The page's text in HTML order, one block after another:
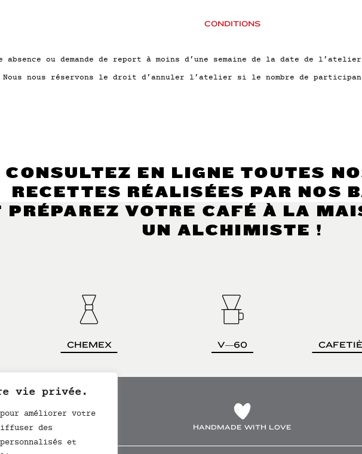
vie privée.
améliorer votre
des
et
CONDITIONS
absence ou demande de report à moins d’une semaine de la date de
Nous nous réservons le droit d’annuler l’atelier si le nombre de
CONSULTEZ EN LIGNE TOUTES
RECETTES RÉALISÉES PAR NOS
PRÉPAREZ VOTRE CAFÉ À LA
UN ALCHIMISTE !
CHEMEX V—60
HANDMADE WITH LOVE